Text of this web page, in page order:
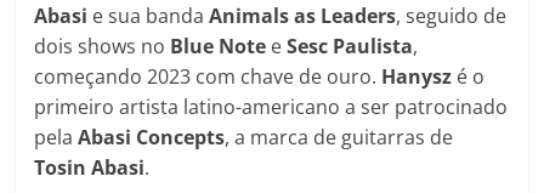
Abasi e sua bandaAnimals as Leaders, seguido de
dois shows no Blue Note eSesc Paulista,
começando 2023 com chave de ouro. Hanysz é o
primeiro artista latino-americano a ser patrocinado
pelaAbasi Concepts, a marca de guitarras de
Tosin Abasi.